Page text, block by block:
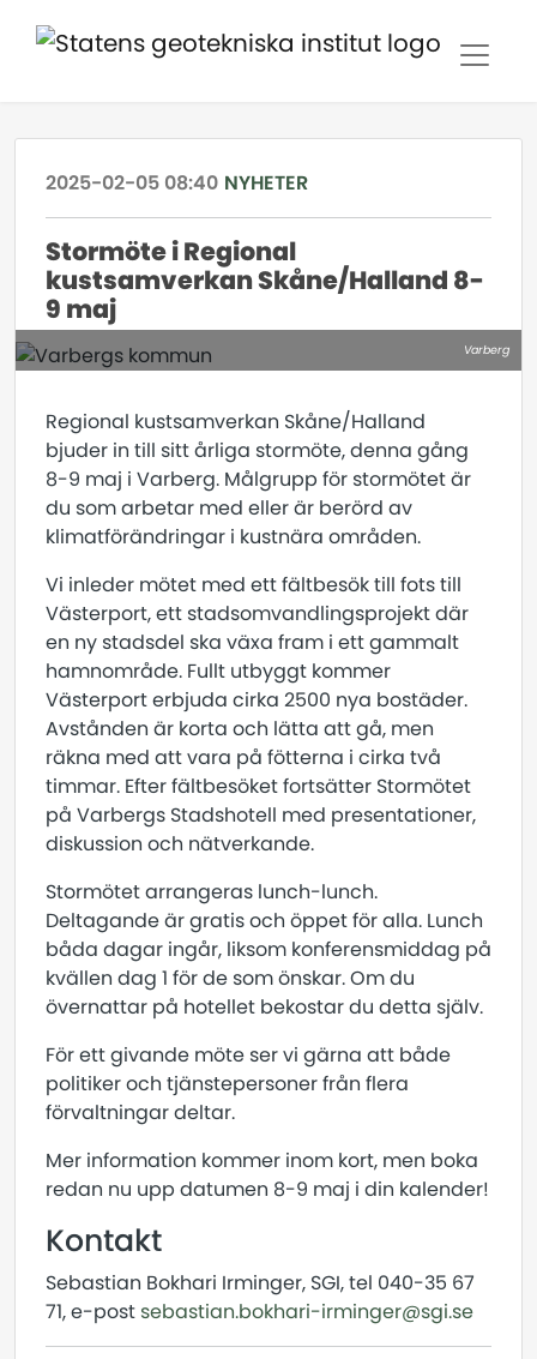
2025-02-05 08:40 NYHETER
Stormöte i Regional
kustsamverkan Skåne/Halland 8-
9 maj
Varberg
Regional kustsamverkan Skåne/Halland
bjuder in till sitt årliga stormöte, denna gång
8-9 maj i Varberg. Målgrupp för stormötet är
du som arbetar med eller är berörd av
klimatförändringar i kustnära områden.
Vi inleder mötet med ett fältbesök till fots till
Västerport, ett stadsomvandlingsprojekt där
en ny stadsdel ska växa fram i ett gammalt
hamnområde. Fullt utbyggt kommer
Västerport erbjuda cirka 2500 nya bostäder.
Avstånden är korta och lätta att gå, men
räkna med att vara på fötterna i cirka två
timmar. Efter fältbesöket fortsätter Stormötet
på Varbergs Stadshotell med presentationer,
diskussion och nätverkande.
Stormötet arrangeras lunch-lunch.
Deltagande är gratis och öppet för alla. Lunch
båda dagar ingår, liksom konferensmiddag på
kvällen dag 1 för de som önskar. Om du
övernattar på hotellet bekostar du detta själv.
För ett givande möte ser vi gärna att både
politiker och tjänstepersoner från flera
förvaltningar deltar.
Mer information kommer inom kort, men boka
redan nu upp datumen 8-9 maj i din kalender!
Kontakt
Sebastian Bokhari Irminger, SGI, tel 040-35 67
71, e-post sebastian.bokhari-irminger@sgi.se